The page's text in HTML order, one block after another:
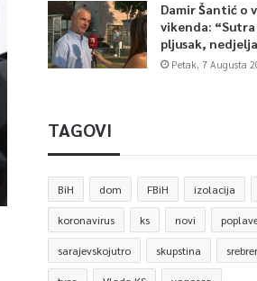
Damir Šantić o
vikenda:
pljusak,
Petak, 7 Augusta
TAGOVI
BiH dom FBiH izolacija
koronavirus ks novi
sarajevskojutro skupstina